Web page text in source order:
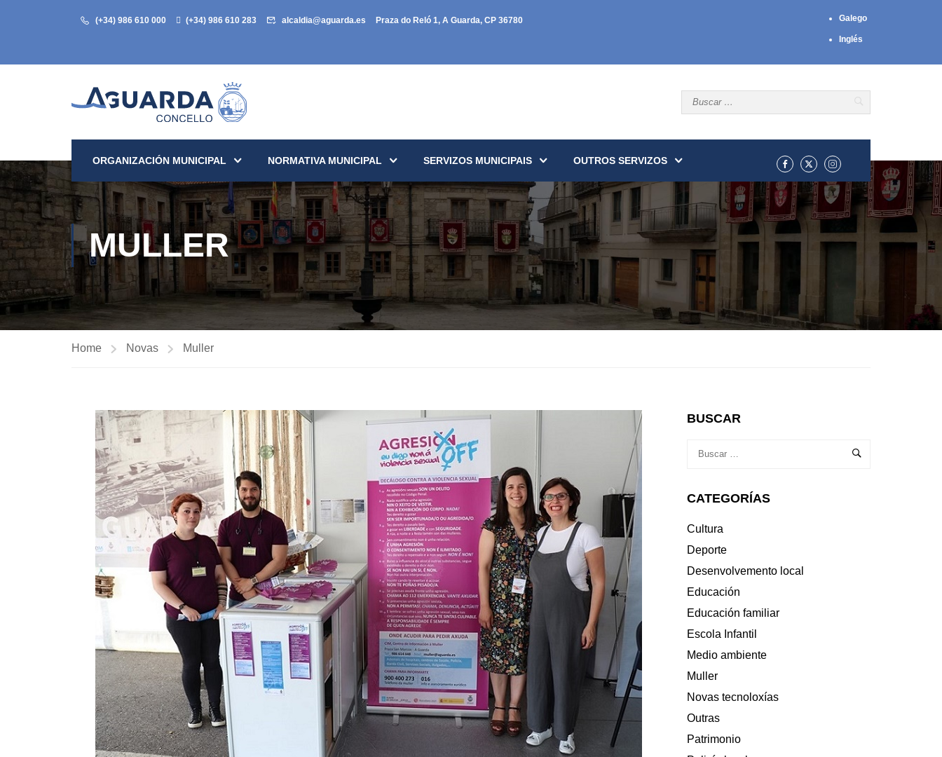
(+34) 986 610 000 (+34) 986 610 283 alcaldia@aguarda.es Praza do Reló 1, A Guarda, CP 36780 Galego
Inglés
ORGANIZACIÓN MUNICIPAL NORMATIVA MUNICIPAL SERVIZOS MUNICIPAIS OUTROS SERVIZOS
MULLER
Home Novas Muller
BUSCAR
CATEGORÍAS
Cultura
Deporte
Desenvolvemento local
Educación
Educación familiar
Escola Infantil
Medio ambiente
Muller
Novas tecnoloxías
Outras
Patrimonio